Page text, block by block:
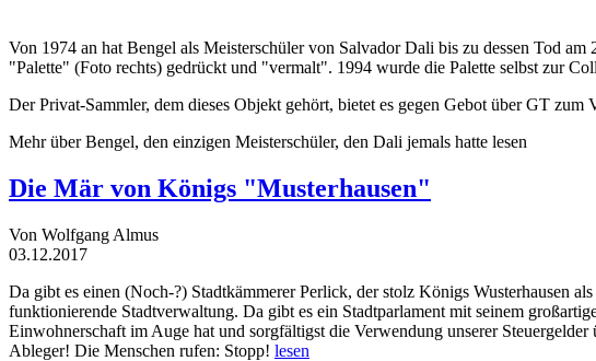
Von 1974 an hat Bengel als Meisterschüler von Salvador Dali bis zu dessen Tod
"Palette" (Foto rechts) gedrückt und "vermalt". 1994 wurde die Palette selbst zur
Der Privat-Sammler, dem dieses Objekt gehört, bietet es gegen Gebot über GT zum
Mehr über Bengel, den einzigen Meisterschüler, den Dali jemals hatte lesen
Die Mär von Königs "Musterhausen"
Von Wolfgang Almus
03.12.2017
Da gibt es einen (Noch-?) Stadtkämmerer Perlick, der stolz Königs Wusterhausen
funktionierende Stadtverwaltung. Da gibt es ein Stadtparlament mit seinem
Einwohnerschaft im Auge hat und sorgfältigst die Verwendung unserer
Ableger! Die Menschen rufen: Stopp! lesen